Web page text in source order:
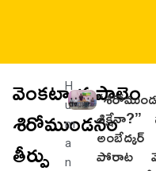
వెంకటాయపాలెం
శిరోముండనం
తీర్పు
H
u
m
a
n
పోరాట